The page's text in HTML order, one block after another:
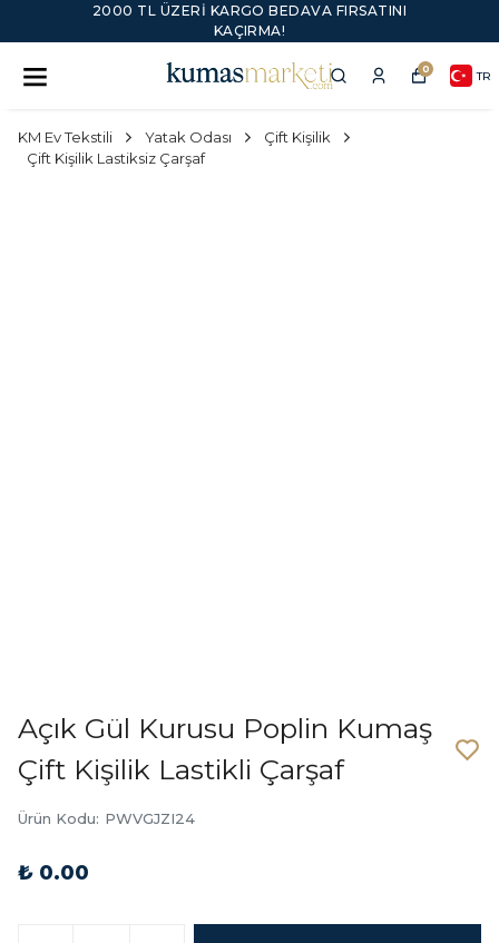
2000 TL ÜZERI KARGO BEDAVA FIRSATINI
KAÇIRMA!
0 TR
KM Ev Tekstili Yatak Odası
Çift Kişilik
Çift Kişilik Lastiksiz Çarşaf
Açık Gül Kurusu Poplin Kumaş
Çift Kişilik Lastikli Çarşaf
Ürün Kodu: PWVGJZI24
₺ 0.00